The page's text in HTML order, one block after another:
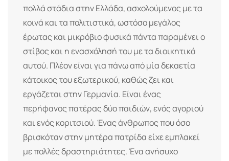
πολλά στάδια στην Ελλάδα, ασχολούμενος με τα
κοινά και τα πολιτιστικά, ωστόσο μεγάλος
έρωτας και μικρόβιο φυσικά πάντα παραμένει ο
στίβος και η ενασχόλησή του με τα διοικητικά
αυτού. Πλέον είναι για πάνω από μία δεκαετία
κάτοικος του εξωτερικού, καθώς ζει και
εργάζεται στην Γερμανία. Είναι ένας
περήφανος πατέρας δύο παιδιών, ενός αγοριού
και ενός κοριτσιού. Ένας άνθρωπος που όσο
βρισκόταν στην μητέρα πατρίδα είχε εμπλακεί
με πολλές δραστηριότητες. Ένα ανήσυχο